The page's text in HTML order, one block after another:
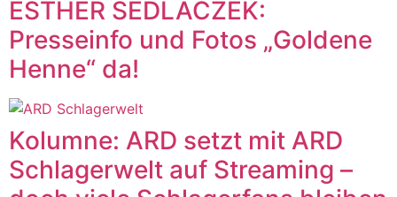
ESTHER SEDLACZEK:
Presseinfo und Fotos „Goldene
Henne“ da!
Kolumne: ARD setzt mit ARD
Schlagerwelt auf Streaming –